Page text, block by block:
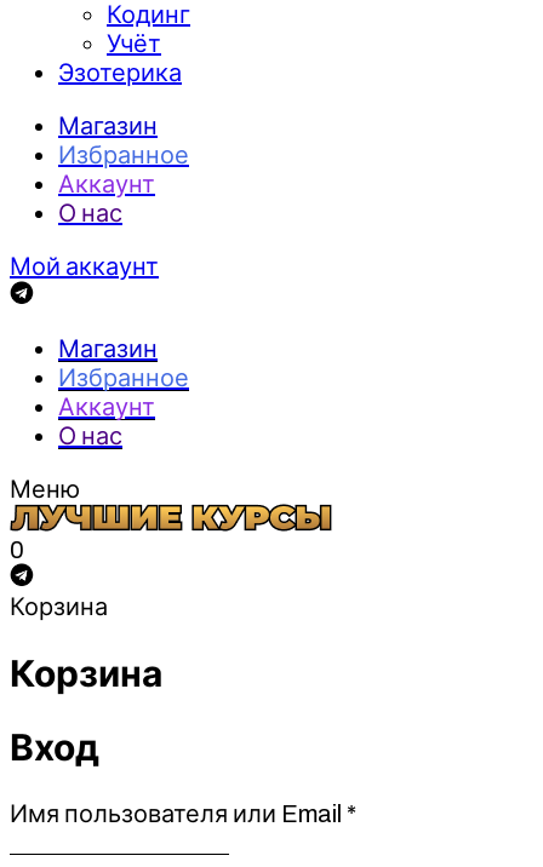
Кодинг
Учёт
Эзотерика
Магазин
Избранное
Аккаунт
О нас
Мой аккаунт
Магазин
Избранное
Аккаунт
О нас
Меню
0
Корзина
Корзина
Вход
Имя пользователя или Email *Обязательно